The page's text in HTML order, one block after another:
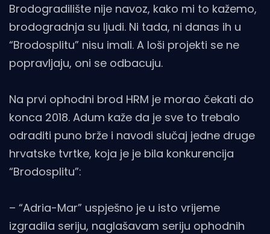
Brodogradilište nije navoz, kako mi to kažemo,
brodogradnja su ljudi. Ni tada, ni danas ih u
“Brodosplitu” nisu imali. A loši projekti se ne
popravljaju, oni se odbacuju.
Na prvi ophodni brod HRM je morao čekati do
konca 2018. Adum kaže da je sve to trebalo
odraditi puno brže i navodi slučaj jedne druge
hrvatske tvrtke, koja je je bila konkurencija
“Brodosplitu”:
– “Adria-Mar” uspješno je u isto vrijeme
izgradila seriju, naglašavam seriju ophodnih